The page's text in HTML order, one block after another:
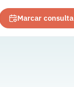
Marcar consulta